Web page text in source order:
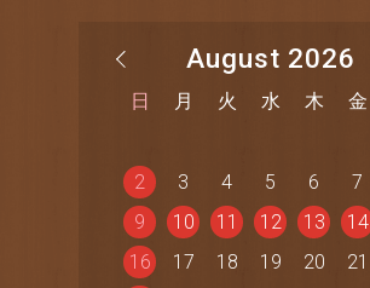
August 2026
日 月 火 水 木 金
2
3 4 5 6 7
9
10 11 12 13 14
16
17 18 19 20 21